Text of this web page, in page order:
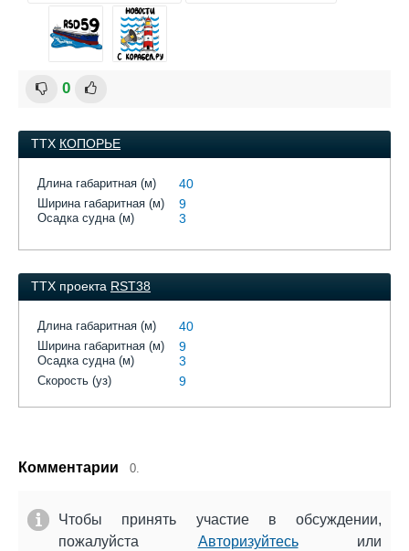
0
ТТХ КОПОРЬЕ
Длина габаритная (м) 40
Ширина габаритная (м) 9
Осадка судна (м) 3
ТТХ проекта RST38
Длина габаритная (м) 40
Ширина габаритная (м) 9
Осадка судна (м) 3
Скорость (уз) 9
Комментарии 0.
Чтобы принять участие в обсуждении,
пожалуйста Авторизуйтесьили